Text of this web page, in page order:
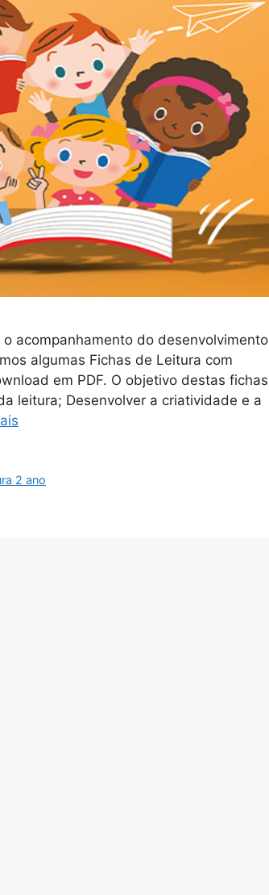
acompanhamento do desenvolvimento
algumas Fichas de Leitura com
em PDF. O objetivo destas fichas
leitura; Desenvolver a criatividade e a
2 ano